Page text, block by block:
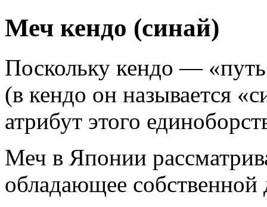
Меч кендо (синай)
Поскольку кендо — «путь
(в кендо он называется
атрибут этого
Меч в Японии
обладающее